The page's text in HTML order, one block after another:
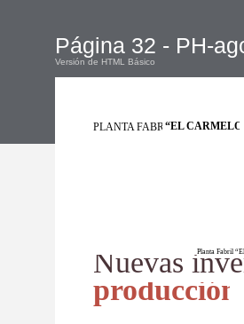
Página 32 - PH-
Versión de HTML Básico
PLANTA FABRIL“EL
Nuevas
producción
Planta Fabril